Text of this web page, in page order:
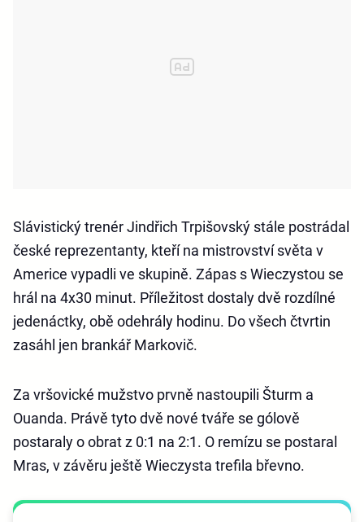
Slávistický trenér Jindřich Trpišovský stále postrádal
české reprezentanty, kteří na mistrovství světa v
Americe vypadli ve skupině. Zápas s Wieczystou se
hrál na 4x30 minut. Příležitost dostaly dvě rozdílné
jedenáctky, obě odehrály hodinu. Do všech čtvrtin
zasáhl jen brankář Markovič.
Za vršovické mužstvo prvně nastoupili Šturm a
Ouanda. Právě tyto dvě nové tváře se gólově
postaraly o obrat z 0:1 na 2:1. O remízu se postaral
Mras, v závěru ještě Wieczysta trefila břevno.